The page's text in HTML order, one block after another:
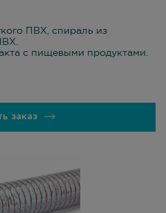
ПВХ, спираль из
с пищевыми продуктами.
заказ